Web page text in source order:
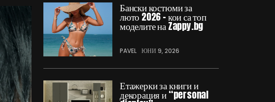
Бански костюми за
люто 2026 – кои са топ
моделите на Zappy.bg
PAVEL ЮНИ 9, 2026
Етажерки за книги и
декорация и “personal